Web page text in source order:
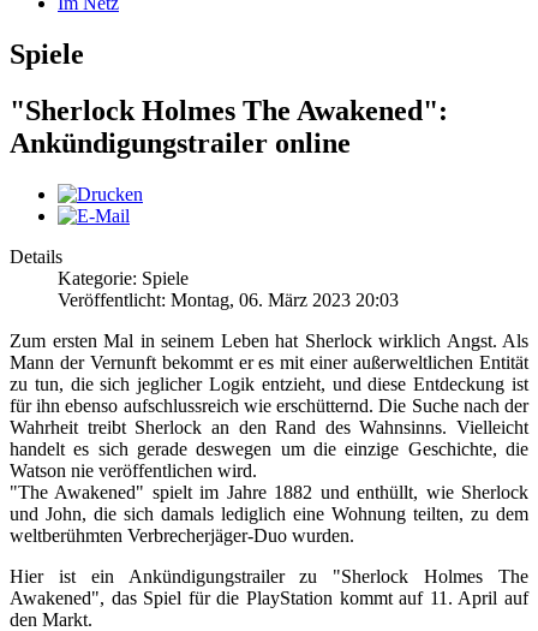
Spiele
"Sherlock Holmes The Awakened":
Ankündigungstrailer online
Details
Kategorie: Spiele
Veröffentlicht: Montag, 06. März 2023 20:03
Zum ersten Mal in seinem Leben hat Sherlock wirklich Angst. Als
Mann der Vernunft bekommt er es mit einer außerweltlichen Entität
zu tun, die sich jeglicher Logik entzieht, und diese Entdeckung ist
für ihn ebenso aufschlussreich wie erschütternd. Die Suche nach der
Wahrheit treibt Sherlock an den Rand des Wahnsinns. Vielleicht
handelt es sich gerade deswegen um die einzige Geschichte, die
Watson nie veröffentlichen wird.
"The Awakened" spielt im Jahre 1882 und enthüllt, wie Sherlock
und John, die sich damals lediglich eine Wohnung teilten, zu dem
weltberühmten Verbrecherjäger-Duo wurden.
Hier ist ein Ankündigungstrailer zu "Sherlock Holmes The
Awakened", das Spiel für die PlayStation kommt auf 11. April auf
den Markt.